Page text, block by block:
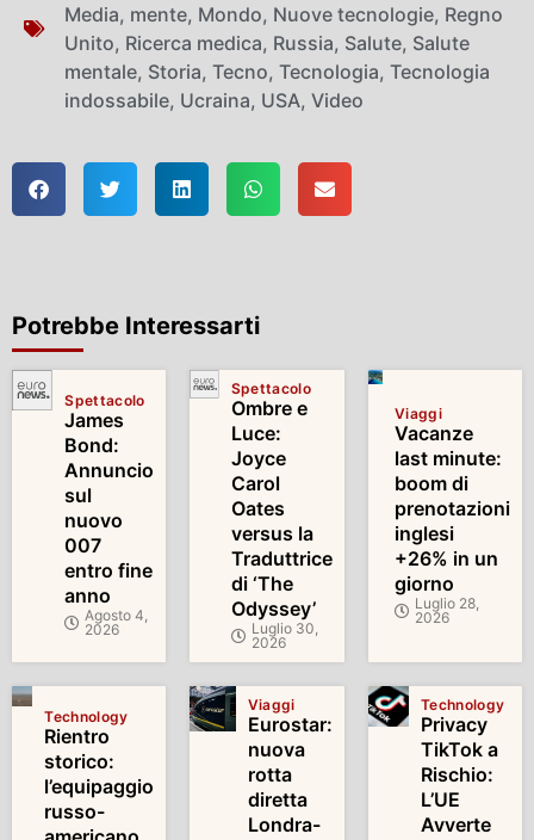
Media, mente, Mondo, Nuove tecnologie, Regno
Unito, Ricerca medica, Russia, Salute, Salute
mentale, Storia, Tecno, Tecnologia, Tecnologia
indossabile, Ucraina, USA, Video
Potrebbe Interessarti
Spettacolo
James
Bond:
Annuncio
sul
nuovo
007
entro fine
anno
Agosto 4,
2026
Spettacolo
Ombre e
Luce:
Joyce
Carol
Oates
versus la
Traduttrice
di ‘The
Odyssey’
Luglio 30,
2026
Viaggi
Vacanze
last minute:
boom di
prenotazioni
inglesi
+26% in un
giorno
Luglio 28,
2026
Technology
Rientro
storico:
l’equipaggio
russo-
Viaggi
Eurostar:
nuova
rotta
diretta
Londra-
Technology
Privacy
TikTok a
Rischio:
L’UE
Avverte